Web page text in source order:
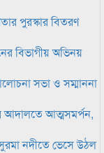
পুরস্কার বিতরণ
বিভাগীয় অভিনয়
সভা ও সম্মাননা
আদালতে আত্মসমর্পন,
নদীতে ভেসে উঠল